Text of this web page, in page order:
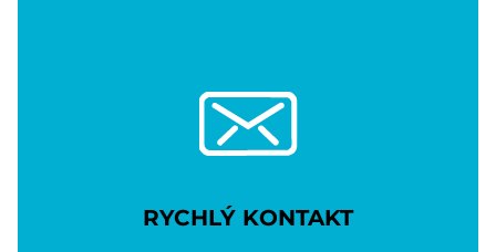
RYCHLÝ KONTAKT